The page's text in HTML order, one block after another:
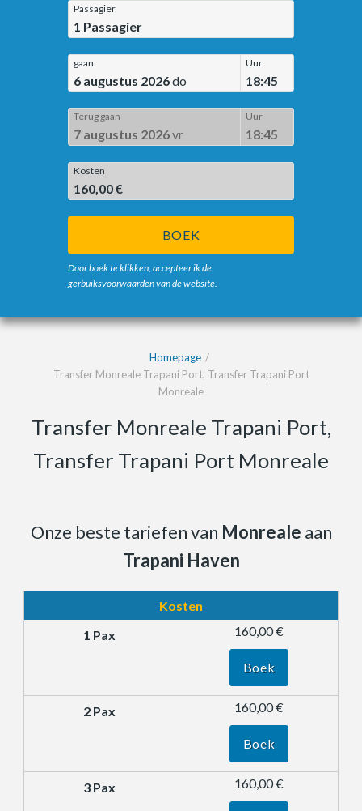
Passagier
1 Passagier
gaan
6 augustus 2026do
Uur
18:45
Terug gaan
7 augustus 2026vr
Uur
18:45
Kosten
160,00 €
BOEK
Door boek te klikken, accepteer ik de
gerbuiksvoorwaarden van de website.
Homepage
Transfer Monreale Trapani Port, Transfer Trapani Port
Monreale
Transfer Monreale Trapani Port,
Transfer Trapani Port Monreale
Onze beste tariefen van Monreale aan
Trapani Haven
Kosten
160,00 €
Boek
160,00 €
Boek
160,00 €